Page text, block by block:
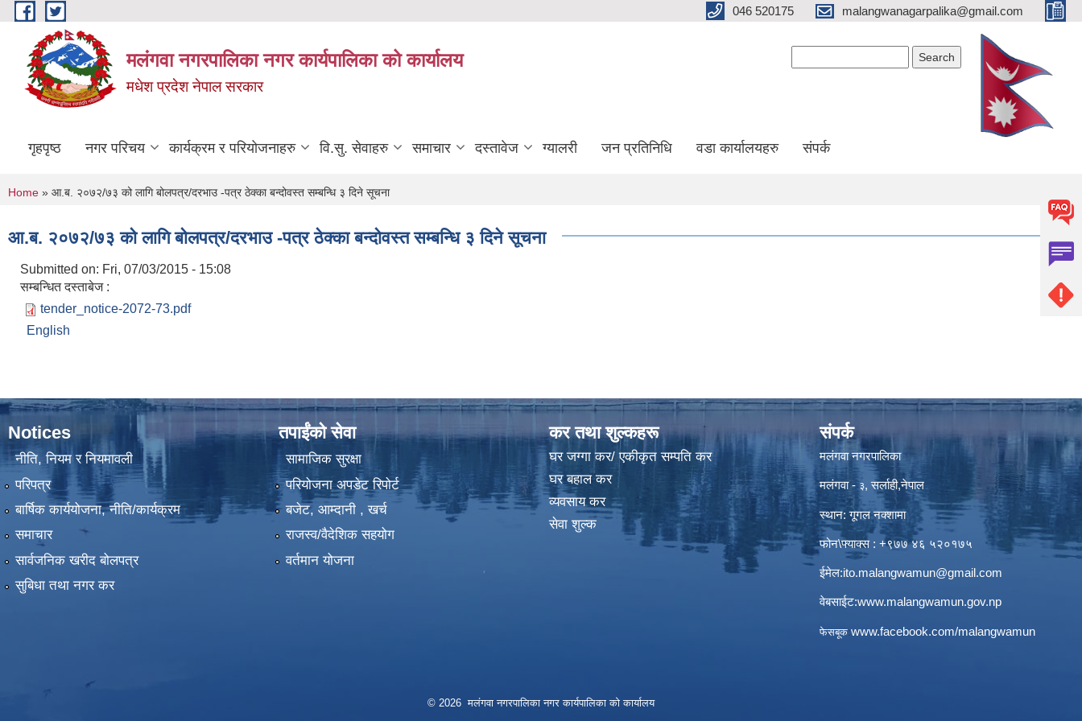
Skip to main content 046 520175 malangwanagarpalika@gmail.com
मलंगवा नगरपालिका नगर कार्यपालिका को कार्यालय
मधेश प्रदेश नेपाल सरकार
गृहपृष्ठ नगर परिचय कार्यक्रम र परियोजनाहरु वि.सु. सेवाहरु समाचार दस्तावेज ग्यालरी जन प्रतिनिधि वडा कार्यालयहरु संपर्क
You are here
Home » आ.ब. २०७२/७३ को लागि बोलपत्र/दरभाउ -पत्र ठेक्का बन्दोवस्त सम्बन्धि ३ दिने सूचना
आ.ब. २०७२/७३ को लागि बोलपत्र/दरभाउ -पत्र ठेक्का बन्दोवस्त सम्बन्धि ३ दिने सूचना
Submitted on: Fri, 07/03/2015 - 15:08
सम्बन्धित दस्ताबेज :
tender_notice-2072-73.pdf
English
Notices
नीति, नियम र नियमावली
परिपत्र
बार्षिक कार्ययोजना, नीति/कार्यक्रम
समाचार
सार्वजनिक खरीद बोलपत्र
सुबिधा तथा नगर कर
तपाईंको सेवा
सामाजिक सुरक्षा
परियोजना अपडेट रिपोर्ट
बजेट, आम्दानी , खर्च
राजस्व/वैदेशिक सहयोग
वर्तमान योजना
कर तथा शुल्कहरू
घर जग्गा कर/ एकीकृत सम्पति कर
घर बहाल कर
व्यवसाय कर
सेवा शुल्क
संपर्क
मलंगवा नगरपालिका
मलंगवा -३, सर्लाही,नेपाल
स्थान: गूगल नक्शामा
फोन\फ्याक्स : +९७७ ४६ ५२०१७५
ईमेल:ito.malangwamun@gmail.com
वेबसाईट:www.malangwamun.gov.np
फेसबूक:www.facebook.com/malangwamun
© 2026 मलंगवा नगरपालिका नगर कार्यपालिका को कार्यालय